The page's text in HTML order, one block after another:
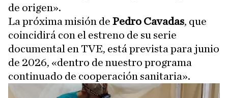
de origen».
La próxima misión de Pedro Cavadas, que
coincidirá con el estreno de su serie
documental en TVE, está prevista para junio
de 2026, «dentro de nuestro programa
continuado de cooperación sanitaria».